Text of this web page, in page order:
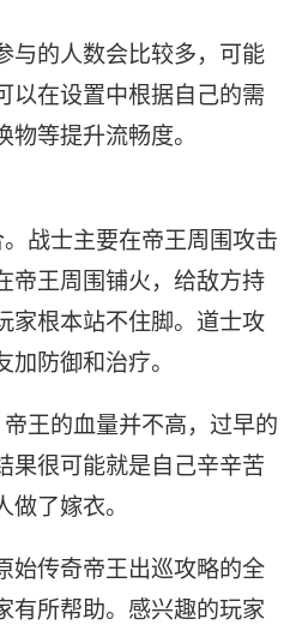
与的人数会比较多，可能
以在设置中根据自己的需
等提升流畅度。
战士主要在帝王周围攻击
帝王周围铺火，给敌方持
家根本站不住脚。道士攻
防御和治疗。
王的血量并不高，过早的
果很可能就是自己辛辛苦
了嫁衣。
始传奇帝王出巡攻略的全
有所帮助。感兴趣的玩家